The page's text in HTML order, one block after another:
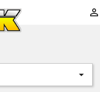

